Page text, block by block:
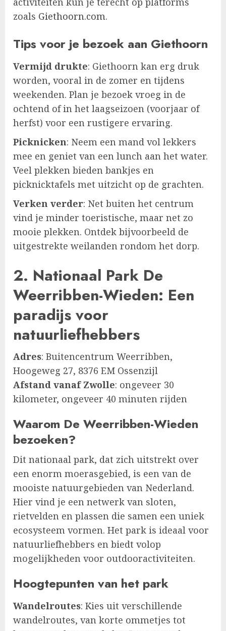
zoals Giethoorn.com.
Tips voor je bezoek aan Giethoorn
Vermijd drukte: Giethoorn kan erg druk
worden, vooral in de zomer en tijdens
weekenden. Plan je bezoek vroeg in de
ochtend of in het laagseizoen (voorjaar of
herfst) voor een rustigere ervaring.
Picknicken: Neem een mand vol lekkers
mee en geniet van een lunch aan het water.
Veel plekken bieden bankjes en
picknicktafels met uitzicht op de grachten.
Verken verder: Net buiten het centrum
vind je minder toeristische, maar net zo
mooie plekken. Ontdek bijvoorbeeld de
uitgestrekte weilanden rondom het dorp.
2. Nationaal Park De
Weerribben-Wieden: Een
paradijs voor
natuurliefhebbers
Adres: Buitencentrum Weerribben,
Hoogeweg 27, 8376 EM Ossenzijl
Afstand vanaf Zwolle: ongeveer 30
kilometer, ongeveer 40 minuten rijden
Waarom De Weerribben-Wieden
bezoeken?
Dit nationaal park, dat zich uitstrekt over
een enorm moerasgebied, is een van de
mooiste natuurgebieden van Nederland.
Hier vind je een netwerk van sloten,
rietvelden en plassen die samen een uniek
ecosysteem vormen. Het park is ideaal voor
natuurliefhebbers en biedt volop
mogelijkheden voor outdooractiviteiten.
Hoogtepunten van het park
Wandelroutes: Kies uit verschillende
wandelroutes, van korte ommetjes tot